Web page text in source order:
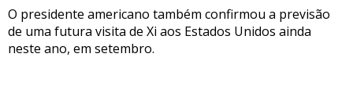
O presidente americano também confirmou a previsão
de uma futura visita de Xi aos Estados Unidos ainda
neste ano, em setembro.